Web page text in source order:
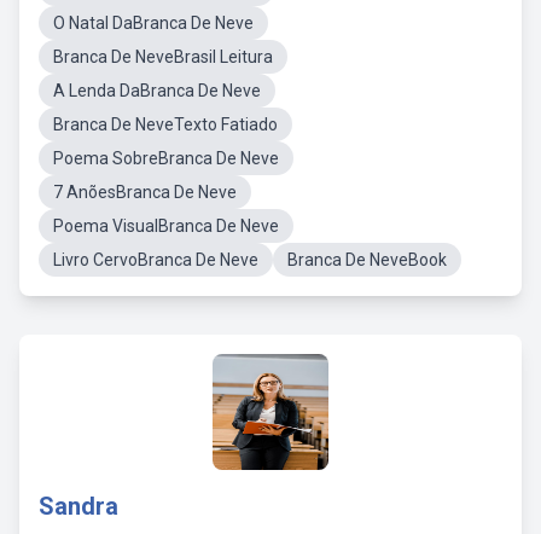
O Natal DaBranca De Neve
Branca De NeveBrasil Leitura
A Lenda DaBranca De Neve
Branca De NeveTexto Fatiado
Poema SobreBranca De Neve
7 AnõesBranca De Neve
Poema VisualBranca De Neve
Livro CervoBranca De Neve
Branca De NeveBook
Sandra